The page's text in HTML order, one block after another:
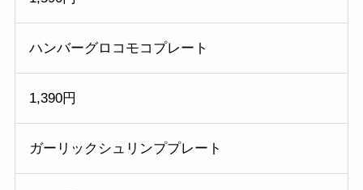
ハンバーグロコモコプレート
1,390円
ガーリックシュリンププレート